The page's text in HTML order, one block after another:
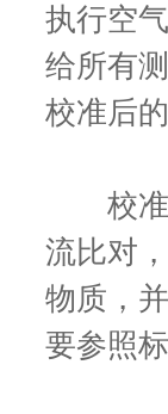
执行空
给所有
校准后
校准
流比对
物质，
要参照